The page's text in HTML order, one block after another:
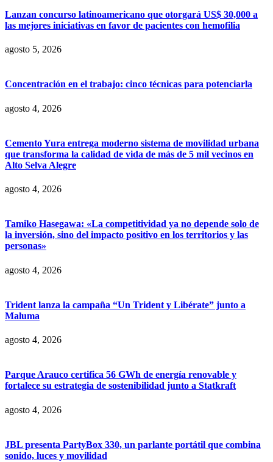
Lanzan concurso latinoamericano que otorgará US$ 30,000 a
las mejores iniciativas en favor de pacientes con hemofilia
agosto 5, 2026
Concentración en el trabajo: cinco técnicas para potenciarla
agosto 4, 2026
Cemento Yura entrega moderno sistema de movilidad urbana
que transforma la calidad de vida de más de 5 mil vecinos en
Alto Selva Alegre
agosto 4, 2026
Tamiko Hasegawa: «La competitividad ya no depende solo de
la inversión, sino del impacto positivo en los territorios y las
personas»
agosto 4, 2026
Trident lanza la campaña “Un Trident y Libérate” junto a
Maluma
agosto 4, 2026
Parque Arauco certifica 56 GWh de energía renovable y
fortalece su estrategia de sostenibilidad junto a Statkraft
agosto 4, 2026
JBL presenta PartyBox 330, un parlante portátil que combina
sonido, luces y movilidad